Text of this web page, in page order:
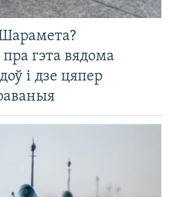
гэта вядома
і дзе цяпер